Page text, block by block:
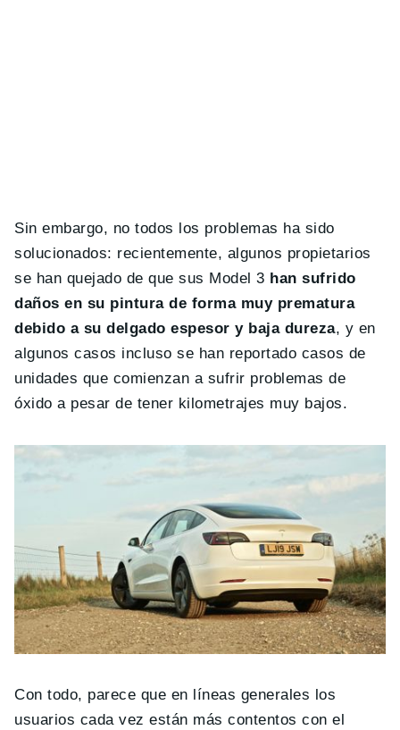
Sin embargo, no todos los problemas ha sido
solucionados: recientemente, algunos propietarios
se han quejado de que sus Model 3 han sufrido
daños en su pintura de forma muy prematura
debido a su delgado espesor y baja dureza, y en
algunos casos incluso se han reportado casos de
unidades que comienzan a sufrir problemas de
óxido a pesar de tener kilometrajes muy bajos.
Con todo, parece que en líneas generales los
usuarios cada vez están más contentos con el